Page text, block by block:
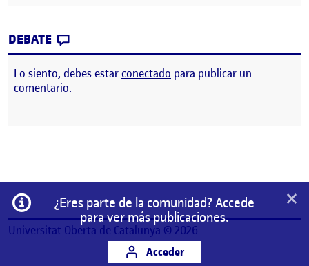
DEBATE
Lo siento, debes estarconectado para publicar un
comentario.
Información
¿Eres parte de la comunidad? Accede
para ver más publicaciones.
Acceder
×
Universitat Oberta de Catalunya © 2026